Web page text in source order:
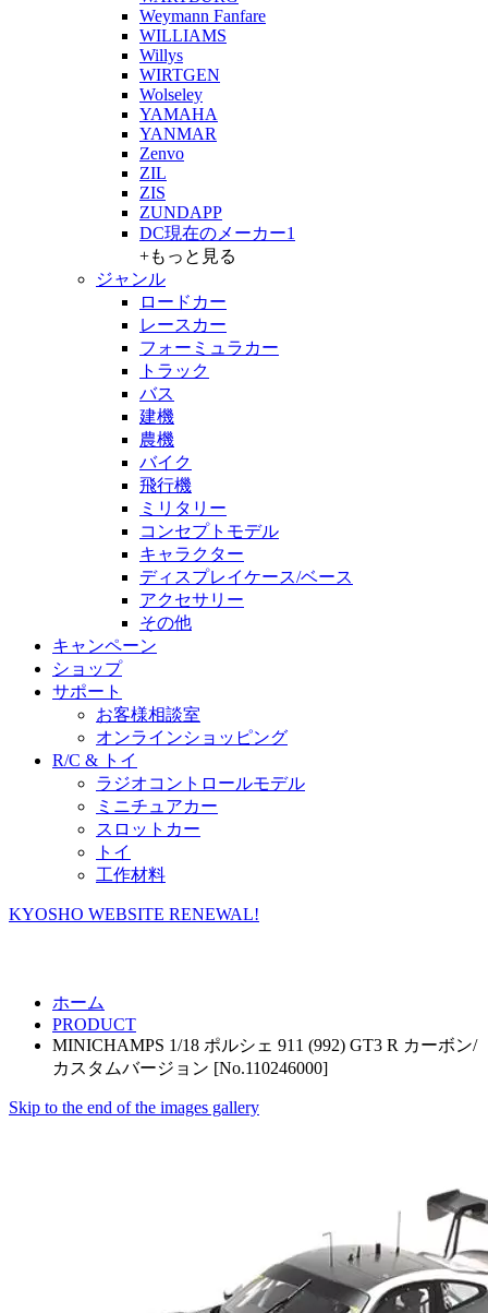
Weymann Fanfare
WILLIAMS
Willys
WIRTGEN
Wolseley
YAMAHA
YANMAR
Zenvo
ZIL
ZIS
ZUNDAPP
DC現在のメーカー1
+もっと見る
ジャンル
ロードカー
レースカー
フォーミュラカー
トラック
バス
建機
農機
バイク
飛行機
ミリタリー
コンセプトモデル
キャラクター
ディスプレイケース/ベース
アクセサリー
その他
キャンペーン
ショップ
サポート
お客様相談室
オンラインショッピング
R/C & トイ
ラジオコントロールモデル
ミニチュアカー
スロットカー
トイ
工作材料
KYOSHO WEBSITE RENEWAL!
ホーム
PRODUCT
MINICHAMPS 1/18 ポルシェ 911 (992) GT3 R カーボン/
カスタムバージョン [No.110246000]
Skip to the end of the images gallery